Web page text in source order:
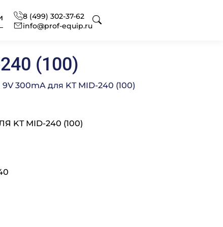
8 (499) 302-37-62
info@prof-equip.ru
отелей
химия
оснащениеи запасных
текстиль
кухни
(100)
300mA для KT MID-240 (100)
KT MID-240 (100)